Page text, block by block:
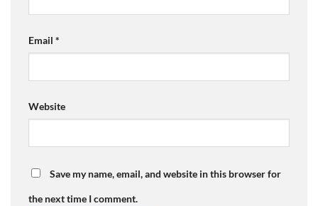
Email *
Website
Save my name, email, and website in this browser for
the next time I comment.